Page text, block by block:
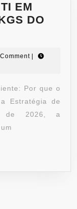
EM
DO
Por que o
Estratégia de
de 2026, a